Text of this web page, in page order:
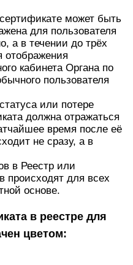
может быть
для пользователя
а в течении до трёх
кабинета Органа по
пользователя
или потере
должна отражаться
время после её
не сразу, а в
в Реестр или
происходят для всех
основе.
в реестре для
цветом: